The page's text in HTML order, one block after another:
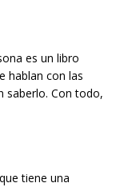
es un libro
hablan con las
saberlo. Con todo,
tiene una